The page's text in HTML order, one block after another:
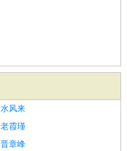
水风来
老霞瑾
晋章峰